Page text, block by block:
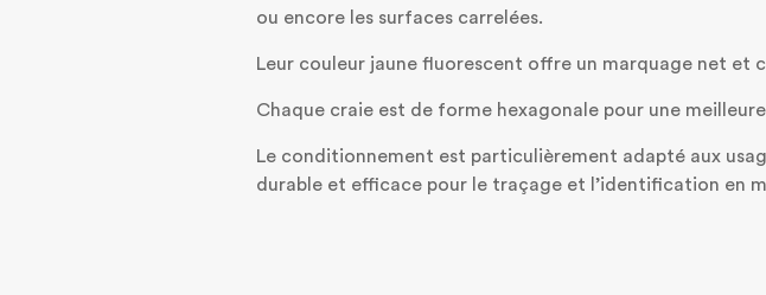
ou encore les surfaces carrelées.
Leur couleur jaune fluorescent offre un marquage net et
Chaque craie est de forme hexagonale pour une
Le conditionnement est particulièrement adapté aux
durable et efficace pour le traçage et l’identification en